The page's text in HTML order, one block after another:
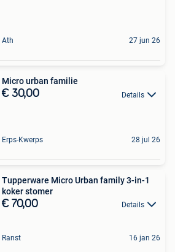
Ath 27 jun 26
Micro urban familie
€ 30,00 Details
Erps-Kwerps 28 jul 26
Tupperware Micro Urban family 3-in-1
koker stomer
€ 70,00 Details
Ranst 16 jan 26